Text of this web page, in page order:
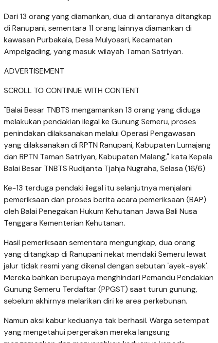
Dari 13 orang yang diamankan, dua di antaranya ditangkap
di Ranupani, sementara 11 orang lainnya diamankan di
kawasan Purbakala, Desa Mulyoasri, Kecamatan
Ampelgading, yang masuk wilayah Taman Satriyan.
ADVERTISEMENT
SCROLL TO CONTINUE WITH CONTENT
"Balai Besar TNBTS mengamankan 13 orang yang diduga
melakukan pendakian ilegal ke Gunung Semeru, proses
penindakan dilaksanakan melalui Operasi Pengawasan
yang dilaksanakan di RPTN Ranupani, Kabupaten Lumajang
dan RPTN Taman Satriyan, Kabupaten Malang," kata Kepala
Balai Besar TNBTS Rudijanta Tjahja Nugraha, Selasa (16/6)
Ke-13 terduga pendaki ilegal itu selanjutnya menjalani
pemeriksaan dan proses berita acara pemeriksaan (BAP)
oleh Balai Penegakan Hukum Kehutanan Jawa Bali Nusa
Tenggara Kementerian Kehutanan.
Hasil pemeriksaan sementara mengungkap, dua orang
yang ditangkap di Ranupani nekat mendaki Semeru lewat
jalur tidak resmi yang dikenal dengan sebutan 'ayek-ayek'.
Mereka bahkan berupaya menghindari Pemandu Pendakian
Gunung Semeru Terdaftar (PPGST) saat turun gunung,
sebelum akhirnya melarikan diri ke area perkebunan.
Namun aksi kabur keduanya tak berhasil. Warga setempat
yang mengetahui pergerakan mereka langsung